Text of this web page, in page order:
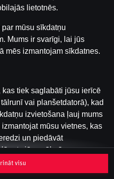
lietotnēs.
mūsu sīkdatņu
Mums ir svarīgi, lai jūs
mēs izmantojam sīkdatnes.
tiek saglabāti jūsu ierīcē
vai planšetdatorā), kad
izvietošana ļauj mums
mūsu vietnes, kas
un piedāvāt
jūsu vēlmēm.
sauktas "sesijas sīkdatnes")
visu